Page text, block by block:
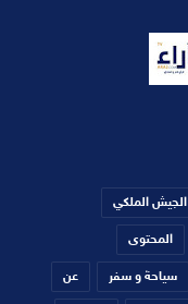
الجيش الملكي
المحتوى
سياحة و سفر عن